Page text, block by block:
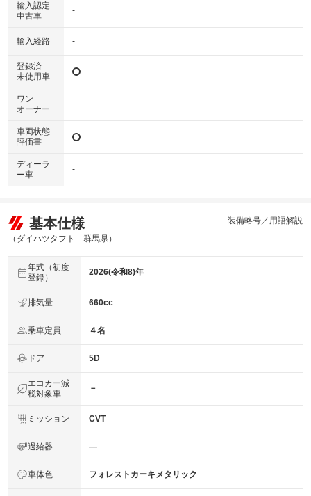
輸入認定
中古車
-
輸入経路 -
登録済
未使用車
ワン
オーナー
-
車両状態
評価書
ディーラ
ー車
-
基本仕様
（ダイハツタフト 群馬県）
装備略号／用語解説
年式（初度
登録）
2026(令和8)年
排気量 660cc
乗車定員 ４名
ドア 5D
エコカー減
税対象車
－
ミッション CVT
過給器 ―
車体色 フォレストカーキメタリック